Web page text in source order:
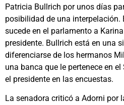
Patricia Bullrich por unos días
posibilidad de una
sucede en el parlamento a
presidente. Bullrich está en una
diferenciarse de los hermanos
una banca que le pertenece en
el presidente en las encuestas.
La senadora criticó a Adorni por